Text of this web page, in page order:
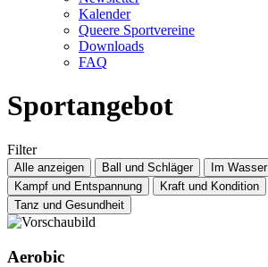
Kalender
Queere Sportvereine
Downloads
FAQ
Sportangebot
Filter
Alle anzeigen Ball und Schläger
Im Wasser
Kampf und Entspannung
Kraft und Kondition
Tanz und Gesundheit
Aerobic